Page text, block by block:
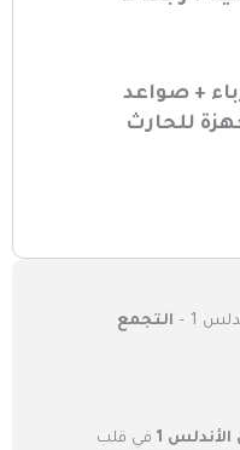
+ صواعد
مجهزة للحارث
1 –
التجمع
1
في قلب